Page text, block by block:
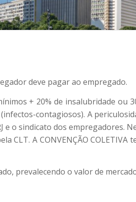
deve pagar ao empregado.
+ 20% de insalubridade ou
contagiosos). A
e o sindicato dos empregadores.
A CONVENÇÃO COLETIVA
prevalecendo o valor de